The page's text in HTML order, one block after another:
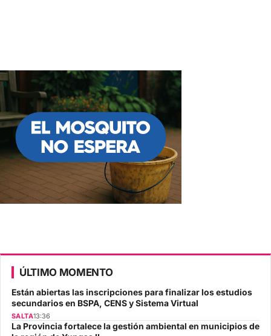
ÚLTIMO MOMENTO
Están abiertas las inscripciones para finalizar los estudios
secundarios en BSPA, CENS y Sistema Virtual
SALTA13:36
La Provincia fortalece la gestión ambiental en municipios de